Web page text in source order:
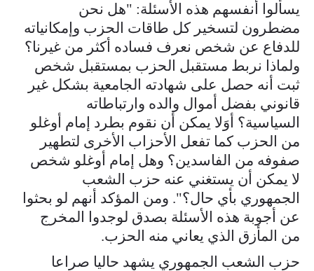
يسألوا أنفسهم هذه الأسئلة: "هل نحن
مضطرون لتسخير كل طاقات الحزب وإمكانياته
للدفاع عن شخص نعرف فساده أكثر من غيرنا؟
ولماذا نربط مستقبل الحزب بمستقبل شخص
ثبت أنه حصل على شهادته الجامعية بشكل غير
قانوني بفضل أموال والده وارتباطاته
السياسية؟ أوَلا يمكن أن نقوم بطرد إمام أوغلو
من الحزب كما تفعل الأحزاب الأخرى لتطهير
صفوفه من الفاسدين؟ وهل إمام أوغلو شخص
لا يمكن أن يستغني عنه حزب الشعب
الجمهوري بأي حال؟". ومن المؤكد أنهم لو بحثوا
عن أجوبة هذه الأسئلة بصدق لوجدوا المخرج
من المأزق الذي يعاني منه الحزب.
حزب الشعب الجمهوري يشهد حاليا صراعا